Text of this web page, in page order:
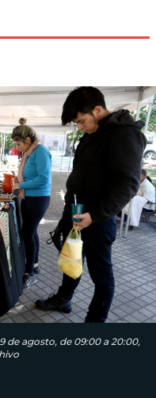
de agosto, de 09:00 a 20:00,